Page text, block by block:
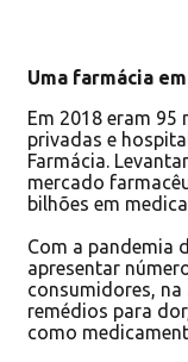
Uma farmácia
Em 2018 eram
privadas e
Farmácia.
mercado
bilhões em
Com a pandemia
apresentar
consumidores, na
remédios para
como